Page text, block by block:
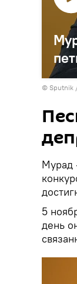
© Sputnik
Мурад
5
день